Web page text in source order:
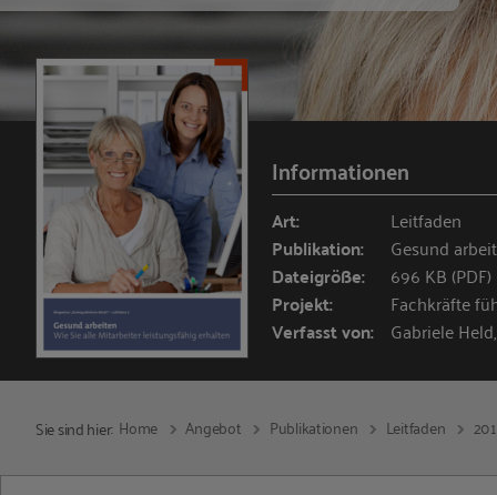
Informationen
Art: Leitfaden
Publikation: Gesund
Dateigröße: 696 KB (PDF)
Projekt: Fachkräfte
Verfasst von: Gabriele
Sie sind hier: Home Angebot Publikationen Leitfaden